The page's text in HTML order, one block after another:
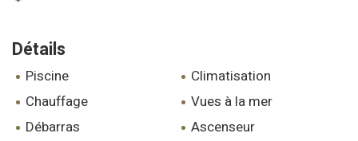
Détails
piscine
climatisation
chauffage
vues à la mer
débarras
ascenseur